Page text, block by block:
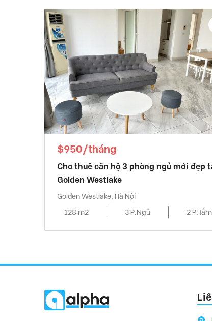
$950/tháng
Cho thuê căn hộ 3 phòng ngủ mới đẹp
Golden Westlake
Golden Westlake, Hà Nội
128 m2
3 P.Ngủ 2 P.Tắm